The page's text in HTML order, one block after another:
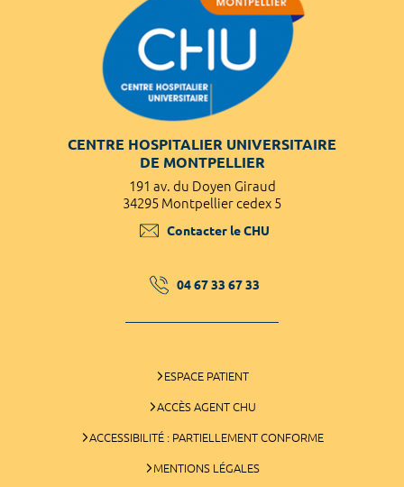
CENTRE HOSPITALIER UNIVERSITAIRE
DE MONTPELLIER
191 av. du Doyen Giraud
34295 Montpellier cedex 5
Contacter le CHU
04 67 33 67 33
ESPACE PATIENT
ACCÈS AGENT CHU
ACCESSIBILITÉ : PARTIELLEMENT CONFORME
MENTIONS LÉGALES